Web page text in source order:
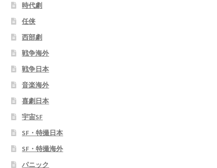
時代劇
任侠
西部劇
戦争海外
戦争日本
音楽海外
喜劇日本
宇宙SF
SF・特撮日本
SF・特撮海外
パニック